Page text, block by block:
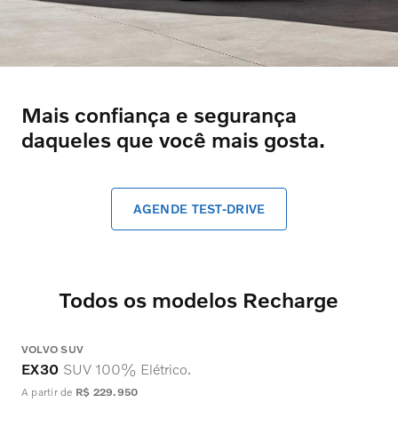
Mais confiança e segurança
daqueles que você mais gosta.
AGENDE TEST-DRIVE
Todos os modelos Recharge
VOLVO SUV
EX30 SUV 100% Elétrico.
A partir de R$ 229.950